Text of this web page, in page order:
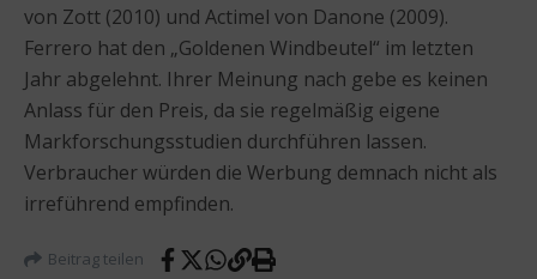
von Zott (2010) und Actimel von Danone (2009).
Ferrero hat den „Goldenen Windbeutel“ im letzten
Jahr abgelehnt. Ihrer Meinung nach gebe es keinen
Anlass für den Preis, da sie regelmäßig eigene
Markforschungsstudien durchführen lassen.
Verbraucher würden die Werbung demnach nicht als
irreführend empfinden.
Beitrag teilen